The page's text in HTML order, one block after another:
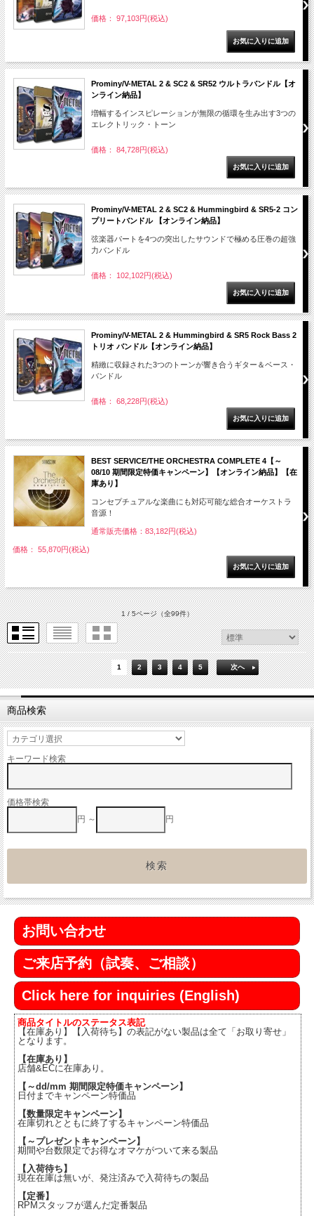
価格： 97,103円(税込)
Prominy/V-METAL 2 & SC2 & SR52 ウルトラバンドル【オ
ンライン納品】
増幅するインスピレーションが無限の循環を生み出す3つの
エレクトリック・トーン
価格： 84,728円(税込)
Prominy/V-METAL 2 & SC2 & Hummingbird & SR5-2 コン
プリートバンドル 【オンライン納品】
弦楽器パートを4つの突出したサウンドで極める圧巻の超強
力バンドル
価格： 102,102円(税込)
Prominy/V-METAL 2 & Hummingbird & SR5 Rock Bass 2
トリオ バンドル【オンライン納品】
精緻に収録された3つのトーンが響き合うギター＆ベース・
バンドル
価格： 68,228円(税込)
BEST SERVICE/THE ORCHESTRA COMPLETE 4【～
08/10 期間限定特価キャンペーン】【オンライン納品】【在
庫あり】
コンセプチュアルな楽曲にも対応可能な総合オーケストラ
音源！
通常販売価格：83,182円(税込)
価格： 55,870円(税込)
1 / 5ページ（全99件）
1 2 3 4 5 次へ
商品検索
キーワード検索
価格帯検索
円 ～
円
お問い合わせ
ご来店予約（試奏、ご相談）
Click here for inquiries (English)
商品タイトルのステータス表記
【在庫あり】【入荷待ち】の表記がない製品は全て「お取り寄せ」
となります。
【在庫あり】
店舗&ECに在庫あり。
【～dd/mm 期間限定特価キャンペーン】
日付までキャンペーン特価品
【数量限定キャンペーン】
在庫切れとともに終了するキャンペーン特価品
【～プレゼントキャンペーン】
期間や台数限定でお得なオマケがついて来る製品
【入荷待ち】
現在在庫は無いが、発注済みで入荷待ちの製品
【定番】
RPMスタッフが選んだ定番製品